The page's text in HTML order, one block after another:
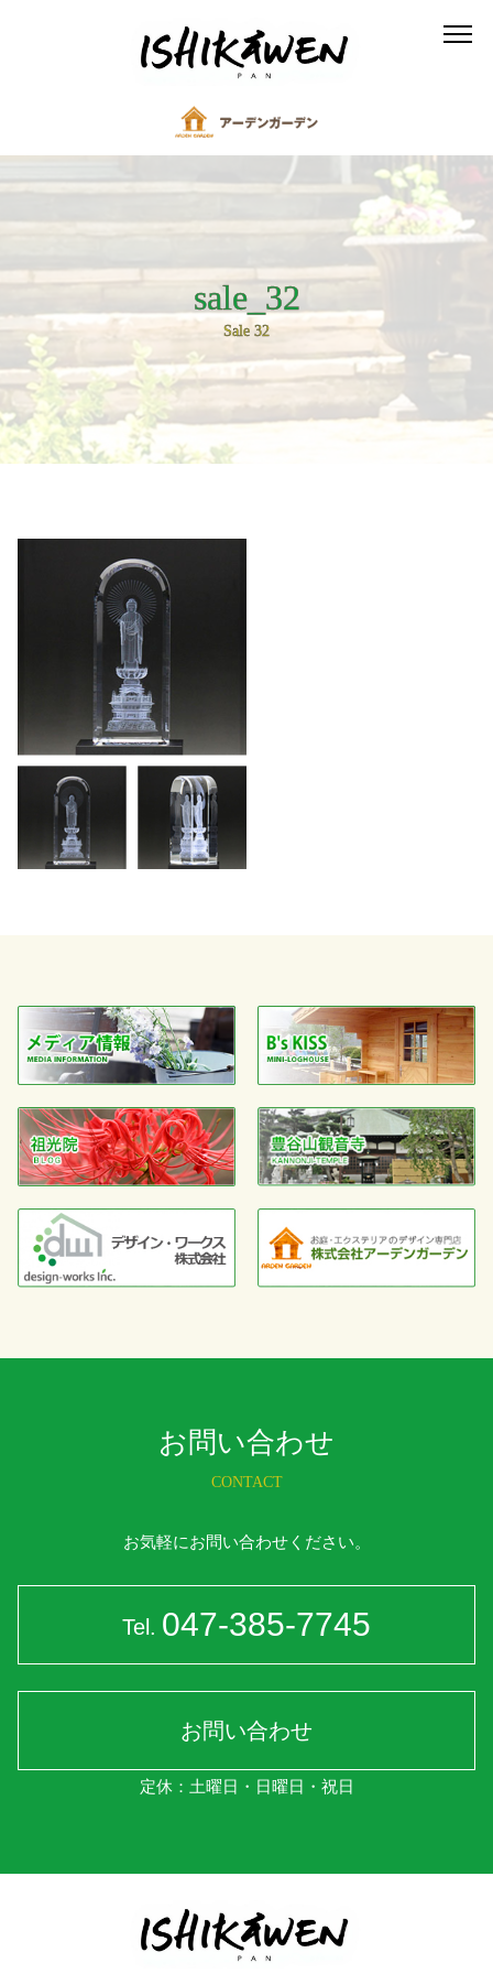
sale_32
Sale 32
お問い合わせ
CONTACT
お気軽にお問い合わせください。
Tel. 047-385-7745
お問い合わせ
定休：土曜日・日曜日・祝日